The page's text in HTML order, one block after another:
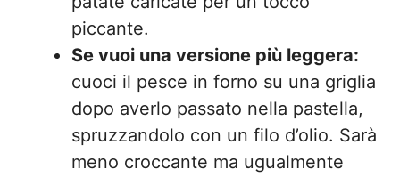
piccante.
Se vuoi una versione più leggera:
cuoci il pesce in forno su una griglia
dopo averlo passato nella pastella,
spruzzandolo con un filo d’olio. Sarà
meno croccante ma ugualmente